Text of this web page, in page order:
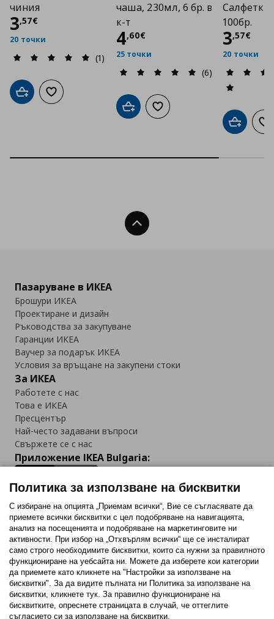
чиния
3,57€
Цена
20 точки
(1)
Добави в кошницата
Добави към списъка с любими
чаша, 230мл, 6 бр. в
к-т
4,60€
Цена
25 точки
(6)
Добави в кошницата
Добави към списъка с
Салфетки
100бр.
3,57€
Цена
20 точки
Добави
Нагоре
Пазаруване в ИКЕА
Брошури ИКЕА
Проектиране и дизайн
Ръководства за закупуване
Гаранции ИКЕА
Ваучер за подарък ИКЕА
Условия за връщане на закупени стоки
За ИКЕА
Работете с нас
Това е ИКЕА
Пресцентър
Най-често задавани въпроси
Свържете се с нас
Приложение IKEA Bulgaria:
Последвайте ни:
FacebookTwitterYoutubePinterestInstagram
Политика за използване на бисквитки
С избиране на опцията „Приемам всички“, Вие се съгласявате да
приемете всички бисквитки с цел подобряване на навигацията,
анализ на посещенията и подобряване на маркетинговите ни
активности. При избор на „Отхвърлям всички“ ще се инсталират
само строго необходимитe бисквитки, които са нужни за правилното
функциониране на уебсайта ни. Можете да изберете кои категории
да приемете като кликнете на "Настройки за използване на
бисквитки". За да видите пълната ни Политика за използване на
бисквитки, кликнете тук. За правилно функциониране на
бисквитките, опреснете страницата в случай, че оттеглите
съгласието си за използване на бисквитки.